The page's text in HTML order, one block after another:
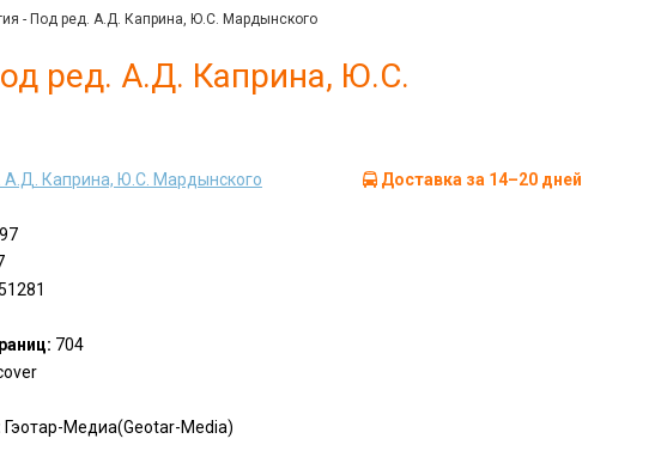
- Под ред. А.Д. Каприна, Ю.С. Мардынского
ред. А.Д. Каприна, Ю.С.
А.Д. Каприна, Ю.С. Мардынского
704
Гэотар-Медиа(Geotar-Media)
Доставка за 14–20 дней